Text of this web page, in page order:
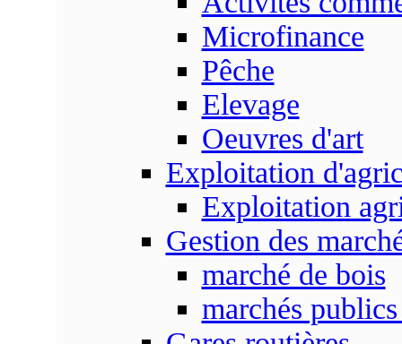
Microfinance
Pêche
Elevage
Oeuvres d'art
Exploitation
Exploitation
Gestion des
marché de bois
marchés